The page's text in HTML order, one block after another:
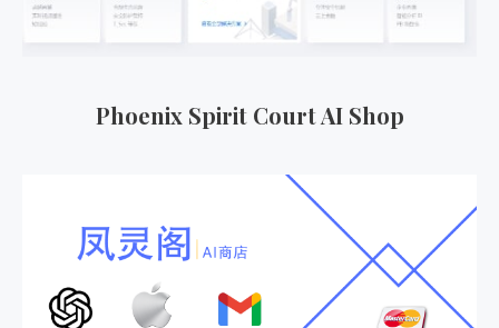
Phoenix Spirit Court AI Shop